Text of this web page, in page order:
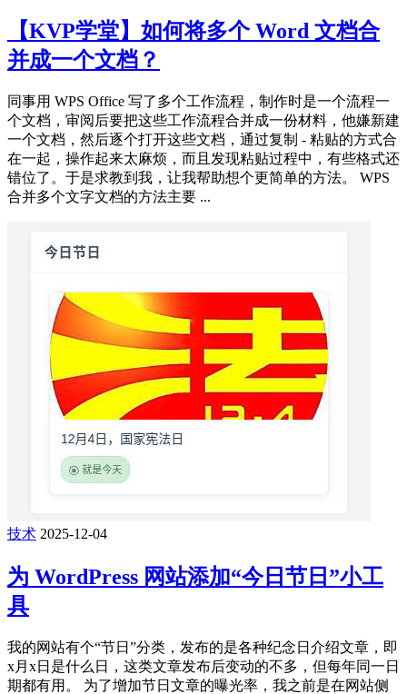
【KVP学堂】如何将多个 Word 文档合
并成一个文档？
同事用 WPS Office 写了多个工作流程，制作时是一个流程一
个文档，审阅后要把这些工作流程合并成一份材料，他嫌新建
一个文档，然后逐个打开这些文档，通过复制 - 粘贴的方式合
在一起，操作起来太麻烦，而且发现粘贴过程中，有些格式还
错位了。于是求教到我，让我帮助想个更简单的方法。 WPS
合并多个文字文档的方法主要 ...
技术 2025-12-04
为 WordPress 网站添加“今日节日”小工
具
我的网站有个“节日”分类，发布的是各种纪念日介绍文章，即
x月x日是什么日，这类文章发布后变动的不多，但每年同一日
期都有用。 为了增加节日文章的曝光率，我之前是在网站侧